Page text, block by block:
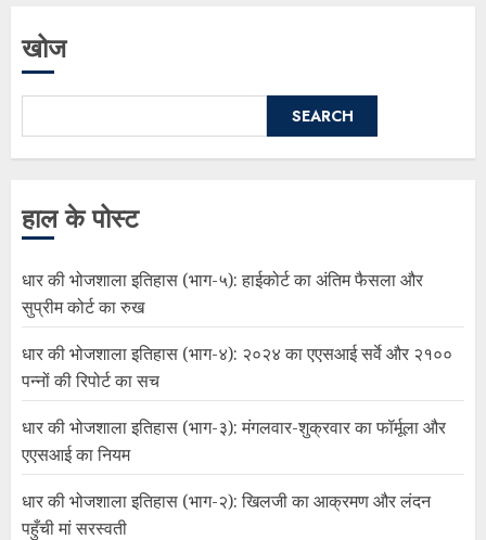
खोज
SEARCH
हाल के पोस्ट
धार की भोजशाला इतिहास (भाग-५): हाईकोर्ट का अंतिम फैसला और
सुप्रीम कोर्ट का रुख
धार की भोजशाला इतिहास (भाग-४): २०२४ का एएसआई सर्वे और २१००
पन्नों की रिपोर्ट का सच
धार की भोजशाला इतिहास (भाग-३): मंगलवार-शुक्रवार का फॉर्मूला और
एएसआई का नियम
धार की भोजशाला इतिहास (भाग-२): खिलजी का आक्रमण और लंदन
पहुँची मां सरस्वती